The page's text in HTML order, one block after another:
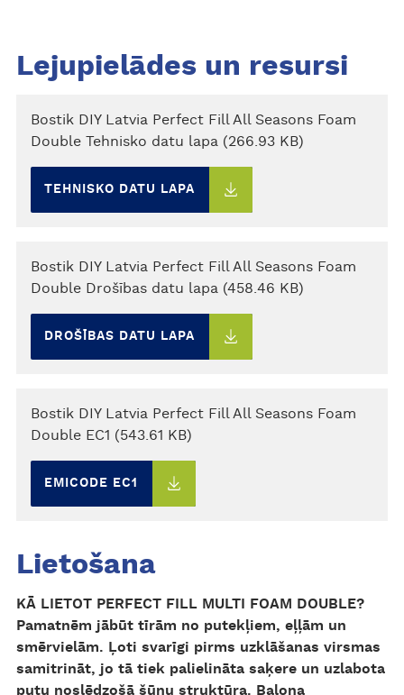
Lejupielādes un resursi
Bostik DIY Latvia Perfect Fill All Seasons Foam
Double Tehnisko datu lapa (266.93 KB)
TEHNISKO DATU LAPA
Bostik DIY Latvia Perfect Fill All Seasons Foam
Double Drošības datu lapa (458.46 KB)
DROŠĪBAS DATU LAPA
Bostik DIY Latvia Perfect Fill All Seasons Foam
Double EC1 (543.61 KB)
EMICODE EC1
Lietošana
KĀ LIETOT PERFECT FILL MULTI FOAM DOUBLE?
Pamatnēm jābūt tīrām no putekļiem, eļļām un
smērvielām. Ļoti svarīgi pirms uzklāšanas virsmas
samitrināt, jo tā tiek palielināta saķere un uzlabota
putu noslēdzošā šūnu struktūra. Balona